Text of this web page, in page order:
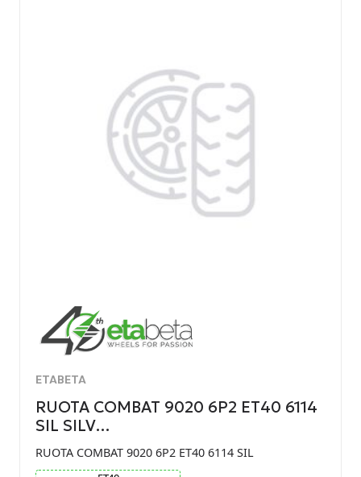
ETABETA
RUOTA COMBAT 9020 6P2 ET40 6114
SIL SILV…
RUOTA COMBAT 9020 6P2 ET40 6114 SIL